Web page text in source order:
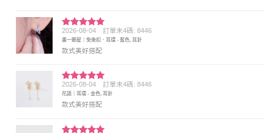
評分5滿
分 5
2026-08-04 訂單末4碼: 8446
畫一顆星｜免後扣．耳環 - 藍色, 耳針
款式美好搭配
評分5 滿
分 5
2026-08-04 訂單末4碼: 8446
花語｜耳環 - 金色, 耳針
款式美好搭配